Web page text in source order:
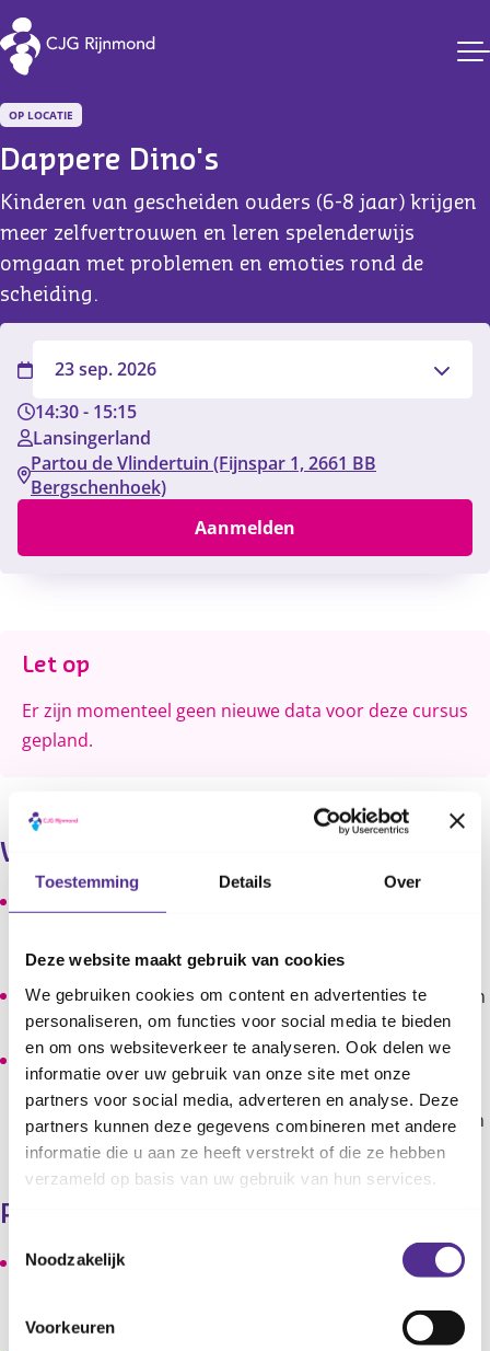
Toestemming Details Over
Deze website maakt gebruik van cookies
We gebruiken cookies om content en advertenties te
personaliseren, om functies voor social media te bieden
en om ons websiteverkeer te analyseren. Ook delen we
informatie over uw gebruik van onze site met onze
partners voor social media, adverteren en analyse. Deze
partners kunnen deze gegevens combineren met andere
informatie die u aan ze heeft verstrekt of die ze hebben
verzameld op basis van uw gebruik van hun services.
Noodzakelijk
Voorkeuren
CJG Rijnmond
OP LOCATIE
Dappere Dino's
Kinderen van gescheiden ouders (6-8 jaar) krijgen
meer zelfvertrouwen en leren spelenderwijs
omgaan met problemen en emoties rond de
scheiding.
23 sep. 2026
14:30- 15:15
Lansingerland
Partou de Vlindertuin (Fijnspar 1, 2661 BB
Bergschenhoek)
Aanmelden
Let op
Er zijn momenteel geen nieuwe data voor deze cursus
gepland.
Wat leer je?
problemen en emoties rond de scheiding.
Kinderen leren gevoelens herkennen en benoemen, en
zichzelf niet schuldig te voelen.
Voor ouders zijn er ook bijeenkomsten waarin ze tips
krijgen over het opgroeien in een bijzondere
thuissituatie. Ook is er de mogelijkheid om verhalen en
ervaringen uit te wisselen.
Praktische informatie
Deze training is er voor kinderen van 6 tot 8 jaar die
van hun ouders.